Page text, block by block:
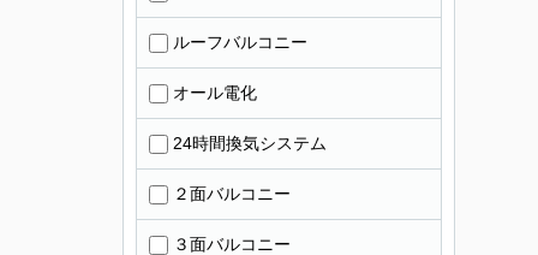
ルーフバルコニー
オール電化
24時間換気システム
２面バルコニー
３面バルコニー